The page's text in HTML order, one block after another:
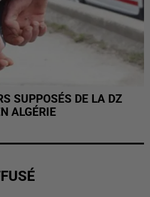
SUPPOSÉS DE LA DZ
ALGÉRIE